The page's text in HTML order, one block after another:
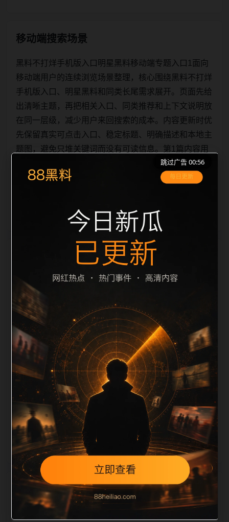
移动端搜索场景
黑料不打烊手机版入口明星黑料移动端专题入口1面向
移动端用户的连续浏览场景整理，核心围绕黑料不打烊
手机版入口、明星黑料和同类长尾需求展开。页面先给
出清晰主题，再把相关入口、同类推荐和上下文说明放
在同一层级，减少用户来回搜索的成本。内容更新时优
先保留真实可点击入口、稳定标题、明确描述和本地主
题图，避免只堆关键词而没有可读信息。第1篇内容用
于补齐栏目深度，同时帮助 sitemap、栏目页、首页推
荐形成更自然的内链关系。图片说明统一绑定站点主关
间识别一致主题。后续每日采集时，建议继续执行远程
图片本地化、坏图默认图兜底、标题去重和 description
长度过滤。如果同一主题下有多个相近页面，应通过不
同角度补充事件背景、访问场景、相关问题或专题入
口，降低站群页面之间的重复感。页面底部保留同类推
荐、上一篇下一篇和 sitemap 入口，保证重要页面点击
深度尽量控制在三次以内。正文维护时可按用户搜索路
径补充三类信息：入口是否稳定、同栏目还有哪些可继
续阅读、移动端打开时图片和摘要是否一致。每次新增
内容后同步检查标题、description、canonical、主题
图、alt、title和推荐链接，确保页面既能被搜索引擎理
解，也能让真实用户
相关问题与推荐
顺着栏目继续浏览。同站连续更新时避免重复标题和重
跳过广告 00:56